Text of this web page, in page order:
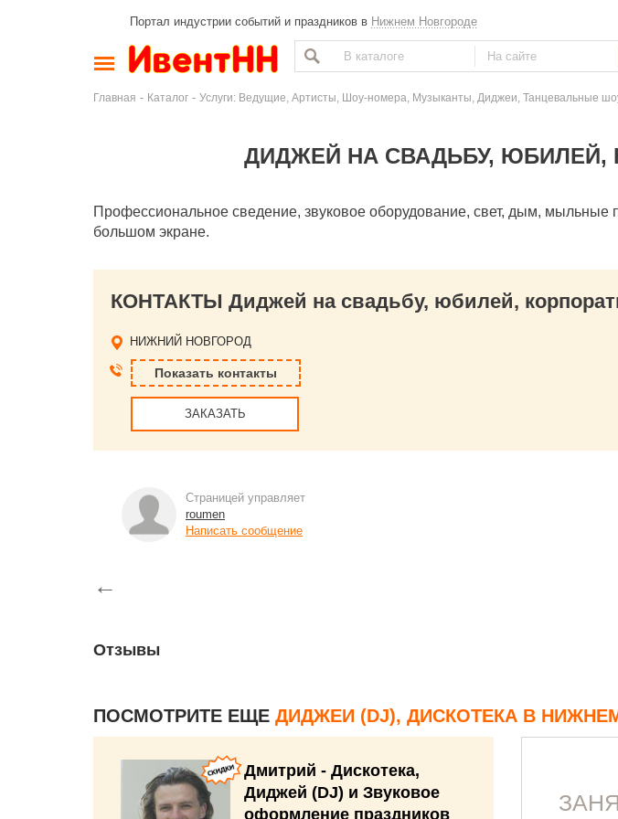
Портал индустрии событий и праздников в Нижнем Новгороде
Главная - Каталог - Услуги: Ведущие, Артисты, Шоу-номера, Музыканты, Диджеи, Танцевальные
ДИДЖЕЙ НА СВАДЬБУ, ЮБИЛЕЙ,
Профессиональное сведение, звуковое оборудование, свет, дым, мыльные
большом экране.
КОНТАКТЫ Диджей на свадьбу, юбилей,
НИЖНИЙ НОВГОРОД
Показать контакты
ЗАКАЗАТЬ
Страницей управляет
roumen
Написать сообщение
←
Отзывы
ПОСМОТРИТЕ ЕЩЕ ДИДЖЕИ (DJ), ДИСКОТЕКА В
Дмитрий - Дискотека,
Диджей (DJ) и Звуковое
оформление праздников